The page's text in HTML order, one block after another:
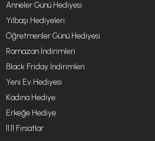
Anneler Günü Hediyesi
Yılbaşı Hediyeleri
Öğretmenler Günü Hediyesi
Ramazan İndirimleri
Black Friday İndirimleri
Yeni Ev Hediyesi
Kadına Hediye
Erkeğe Hediye
11.11 Fırsatlar